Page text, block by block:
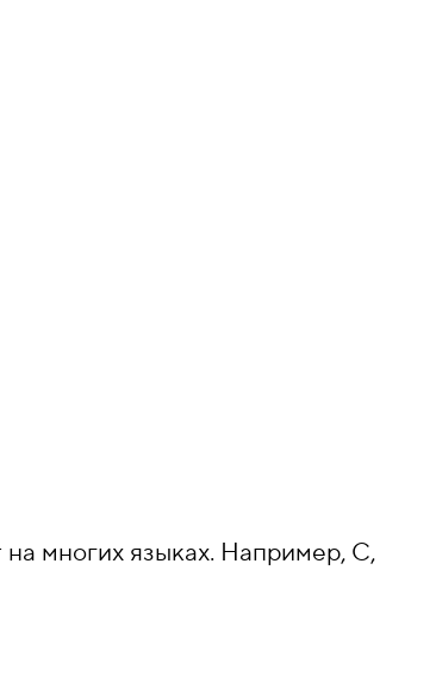
многих языках. Например, C,